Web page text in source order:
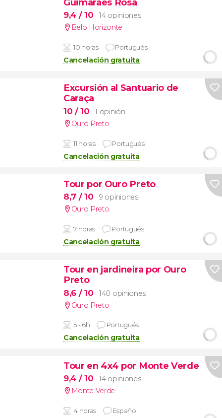
9,4 / 10
14 opiniones
Belo Horizonte
10 horas Portugués
Cancelación gratuita
Excursión al Santuario de
Caraça
10 / 10
1 opinión
Ouro Preto
11 horas Portugués
Cancelación gratuita
Tour por Ouro Preto
8,7 / 10
9 opiniones
Ouro Preto
7 horas Portugués
Cancelación gratuita
Tour en jardineira por Ouro
Preto
8,6 / 10
140 opiniones
Ouro Preto
5 - 6h Portugués
Cancelación gratuita
Tour en 4x4 por Monte Verde
9,4 / 10
14 opiniones
Monte Verde
4 horas Español